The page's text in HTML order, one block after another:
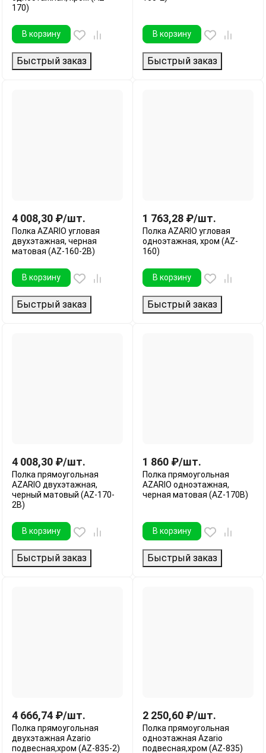
170)
В корзину
Быстрый заказ
В корзину
Быстрый заказ
4 008,30 ₽/шт.
Полка AZARIO угловая
двухэтажная, черная
матовая (AZ-160-2B)
В корзину
Быстрый заказ
1 763,28 ₽/шт.
Полка AZARIO угловая
одноэтажная, хром (AZ-
160)
В корзину
Быстрый заказ
4 008,30 ₽/шт.
Полка прямоугольная
AZARIO двухэтажная,
черный матовый (AZ-170-
2B)
В корзину
Быстрый заказ
1 860 ₽/шт.
Полка прямоугольная
AZARIO одноэтажная,
черная матовая (AZ-170B)
В корзину
Быстрый заказ
4 666,74 ₽/шт.
Полка прямоугольная
двухэтажная Azario
подвесная,хром (AZ-835-2)
2 250,60 ₽/шт.
Полка прямоугольная
одноэтажная Azario
подвесная,хром (AZ-835)